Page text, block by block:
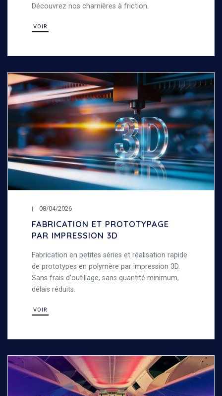
Découvrez nos charnières à friction.
VOIR
08/04/2026
FABRICATION ET PROTOTYPAGE
PAR IMPRESSION 3D
Fabrication en petites séries et réalisation rapide
de prototypes en polymère par impression 3D.
Sans frais d'outillage, sans quantité minimum,
délais réduits.
VOIR